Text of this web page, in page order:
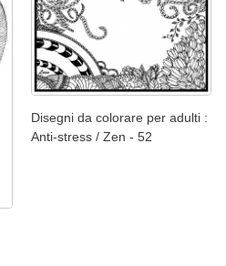
Disegni da colorare per adulti :
Anti-stress / Zen - 52